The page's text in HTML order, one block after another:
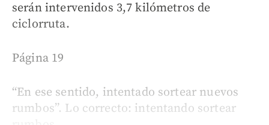
serán intervenidos 3,7 kilómetros de
ciclorruta.
Página 19
“En ese sentido, intentado sortear nuevos
rumbos”. Lo correcto: intentando sortear